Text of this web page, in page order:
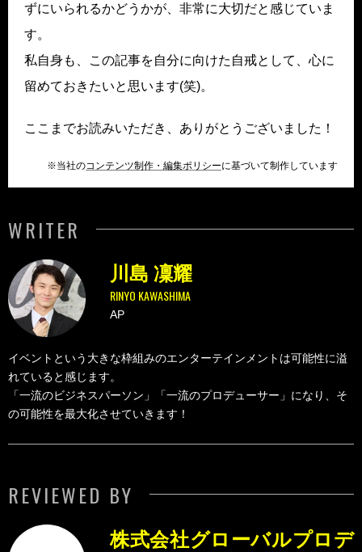
ずにいられるかどうかが、非常に大切だと感じていま
す。
私自身も、この記事を自分に向けた自戒として、心に
留めておきたいと思います(笑)。
ここまでお読みいただき、ありがとうございました！
※当社のコンテンツ制作・編集ポリシーに基づいて制作しています
WRITER
RINYO KAWASHIMA
川島 凜耀
AP
イベントという大きな枠組みのエンターテインメントは可能性に溢
れていると感じます。
「一流のビジネスパーソン」「一流のプロデューサー」になり、そ
の可能性を最大化させていきます！
REVIEWED BY
株式会社グローバルプロデ